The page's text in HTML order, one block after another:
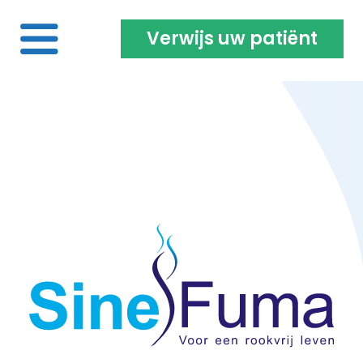
Projecten | Onderzoeken
Opleiding & vacatures
Verwijs uw patiënt